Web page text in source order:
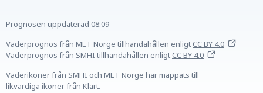
Prognosen uppdaterad 08:09
Väderprognos från MET Norge tillhandahållen enligtCC BY 4.0
Väderprognos från SMHI tillhandahållen enligtCC BY 4.0
Väderikoner från SMHI och MET Norge har mappats till
likvärdiga ikoner från Klart.